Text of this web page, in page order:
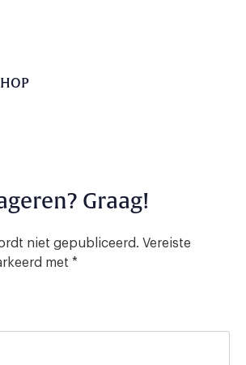
HOP
Graag!
niet gepubliceerd. Vereiste
met *